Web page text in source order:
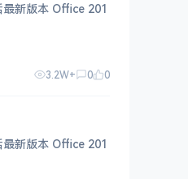
新版本 Office 201
3.2W+ 0 0
新版本 Office 201